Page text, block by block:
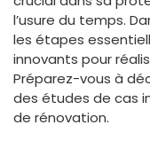
l’usure du temps.
les étapes
innovants pour
Préparez-vous à
des études de cas
de rénovation.